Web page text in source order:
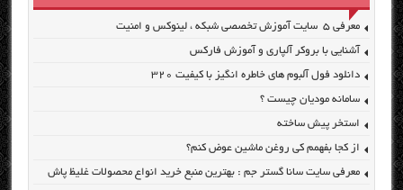
معرفی ۵ سایت آموزش تخصصی شبکه ، لینوکس و امنیت
آشنایی با بروکر آلپاری و آموزش فارکس
دانلود فول آلبوم های خاطره انگیز با کیفیت ۳۲۰
سامانه مودیان چیست ؟
استخر پیش ساخته
از کجا بفهمم کی روغن ماشین عوض کنم؟
معرفی سایت سانا گستر جم : بهترین منبع خرید انواع محصولات غلیظ پاش